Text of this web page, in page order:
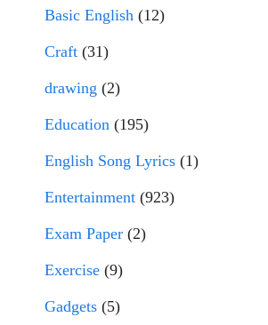
Basic English (12)
Craft (31)
drawing (2)
Education (195)
English Song Lyrics (1)
Entertainment (923)
Exam Paper (2)
Exercise (9)
Gadgets (5)